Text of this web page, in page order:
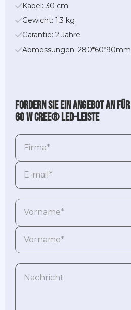
Kabel: 30 cm
Gewicht: 1,3 kg
Garantie: 2 Jahre
Abmessungen: 280*60*90mm
Fordern Sie ein Angebot an für
60 W CREE® LED-Leiste